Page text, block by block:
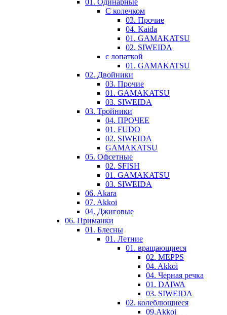
01. Одинарные
С колечком
03. Прочие
04. Kaida
01. GAMAKATSU
02. SIWEIDA
с лопаткой
01. GAMAKATSU
02. Двойники
03. Прочие
01. GAMAKATSU
03. SIWEIDA
03. Тройники
04. ПРОЧЕЕ
01. FUDO
02. SIWEIDA
GAMAKATSU
05. Офсетные
02. SFISH
01. GAMAKATSU
03. SIWEIDA
06. Akara
07. Akkoi
04. Джиговые
06. Приманки
01. Блесны
01. Летние
01. вращающиеся
02. MEPPS
04. Akkoi
04. Черная речка
01. DAIWA
03. SIWEIDA
02. колеблющиеся
09.Akkoi